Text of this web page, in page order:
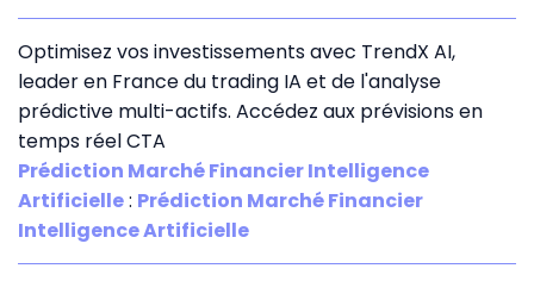
Optimisez vos investissements avec TrendX AI,
leader en France du trading IA et de l'analyse
prédictive multi-actifs. Accédez aux prévisions en
temps réel CTA
Prédiction Marché Financier Intelligence
Artificielle: Prédiction Marché Financier
Intelligence Artificielle